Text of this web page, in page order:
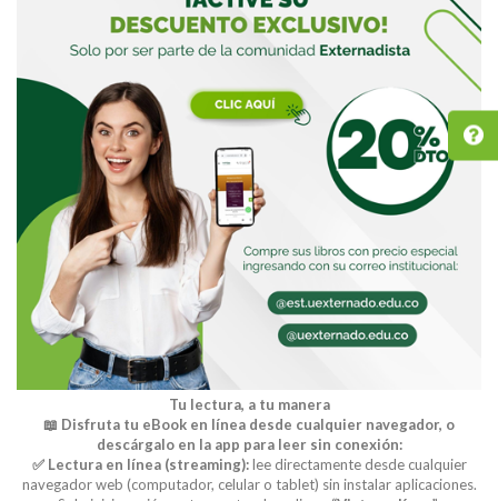
Tu lectura, a tu manera
📖 Disfruta tu eBook en línea desde cualquier navegador, o
descárgalo en la app para leer sin conexión:
✅ Lectura en línea (streaming):lee directamente desde cualquier
navegador web (computador, celular o tablet) sin instalar aplicaciones.